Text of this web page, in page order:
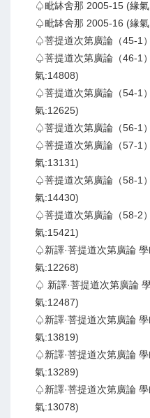
♤毗缽舍那 2005-15 (緣
♤毗缽舍那 2005-16 (緣
♤菩提道次第廣論（45-1
♤菩提道次第廣論（46-1
氣:14808)
♤菩提道次第廣論（54-1
氣:12625)
♤菩提道次第廣論（56-1
♤菩提道次第廣論（57-1
氣:13131)
♤菩提道次第廣論（58-1
氣:14430)
♤菩提道次第廣論（58-2
氣:15421)
♤新譯·菩提道次第廣論
氣:12268)
♤ 新譯·菩提道次第廣論
氣:12487)
♤新譯·菩提道次第廣論
氣:13819)
♤新譯·菩提道次第廣論
氣:13289)
♤新譯·菩提道次第廣論
氣:13078)